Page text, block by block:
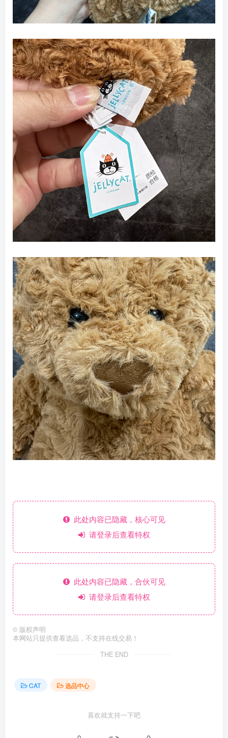
此处内容已隐藏，核心可见
请登录后查看特权
此处内容已隐藏，合伙可见
请登录后查看特权
© 版权声明
本网站只提供查看选品，不支持在线交易！
THE END
CAT 选品中心
喜欢就支持一下吧